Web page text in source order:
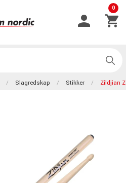
0
Slagredskap Stikker Zildjian